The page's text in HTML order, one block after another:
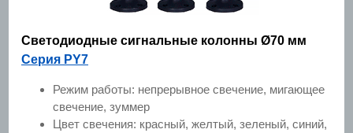
Светодиодные сигнальные колонны Ø70 мм
Серия PY7
Режим работы: непрерывное свечение, мигающее
свечение, зуммер
Цвет свечения: красный, желтый, зеленый, синий,